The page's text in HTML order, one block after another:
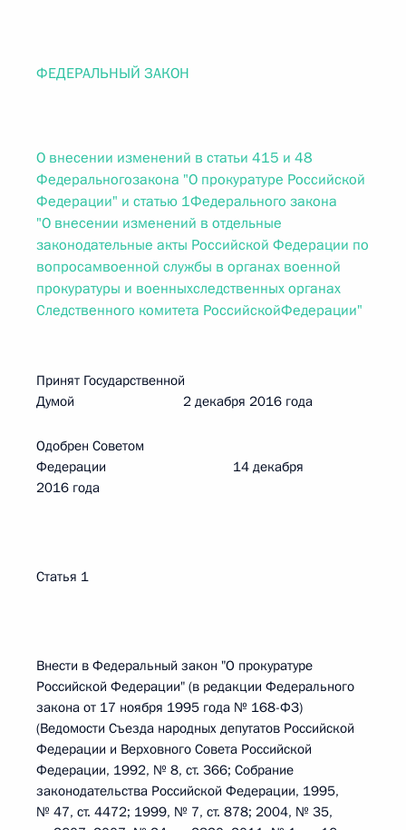
ФЕДЕРАЛЬНЫЙ ЗАКОН
О внесении изменений в статьи 415 и 48
Федеральногозакона "О прокуратуре Российской
Федерации" и статью 1Федерального закона
"О внесении изменений в отдельные
законодательные акты Российской Федерации по
вопросамвоенной службы в органах военной
прокуратуры и военныхследственных органах
Следственного комитета РоссийскойФедерации"
Принят Государственной
Думой 2 декабря 2016 года
Одобрен Советом
Федерации 14 декабря
2016 года
Статья 1
Внести в Федеральный закон "О прокуратуре
Российской Федерации" (в редакции Федерального
закона от 17 ноября 1995 года № 168-ФЗ)
(Ведомости Съезда народных депутатов Российской
Федерации и Верховного Совета Российской
Федерации, 1992, № 8, ст. 366; Собрание
законодательства Российской Федерации, 1995,
№ 47, ст. 4472; 1999, № 7, ст. 878; 2004, № 35,